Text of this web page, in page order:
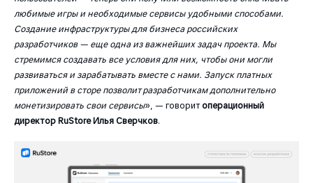
любимые игры и необходимые сервисы удобными способами.
Создание инфраструктуры для бизнеса российских
разработчиков — еще одна из важнейших задач проекта. Мы
стремимся создавать все условия для них, чтобы они могли
развиваться и зарабатывать вместе с нами. Запуск платных
приложений в сторе позволит разработчикам дополнительно
монетизировать свои сервисы», — говоритоперационный
директор RuStore Илья Сверчков.